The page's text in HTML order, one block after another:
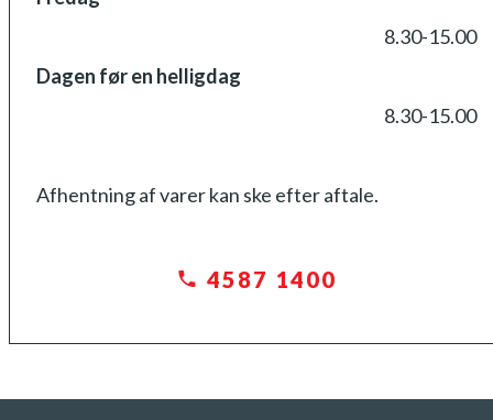
8.30-15.00
Dagen før en helligdag
8.30-15.00
Afhentning af varer kan ske efter aftale.
4587 1400